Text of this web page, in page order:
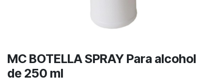
MC BOTELLA SPRAY Para alcohol
de 250 ml